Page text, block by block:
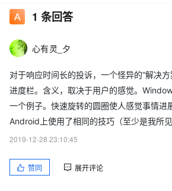
SQL Server：
注意AlexCuse在存储过程中的参数嗅探。
提防Martin Clarke动态地扩展数据库。
使用Profiler查找BradO花费的时间超过100
程。
通过Avgbody增加事务超时。
通过avgbody将动态存储过程转换为静态过
1 条回答
心有灵_夕
对于响应时间长的投诉，一个怪异的“解决
进度栏。含义，取决于用户的感觉。
一个例子。快速旋转的圆圈使人感觉事情进
Android上使用了相同的技巧（至少是我所见
2019-12-28 23:10:45
赞同 展开评论